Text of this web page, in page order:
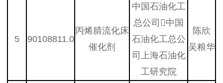
5 90108811.0
丙烯腈流化床
催化剂
中国石油化工
总公司中国
石油化工总公
司上海石油化
工研究院
陈欣
吴粮华